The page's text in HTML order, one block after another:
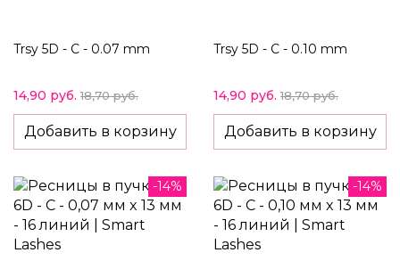
Trsy 5D - C - 0.07 mm
14,90 руб. 18,70 руб.
Добавить в корзину
Trsy 5D - C - 0.10 mm
14,90 руб. 18,70 руб.
Добавить в корзину
-14% -14%